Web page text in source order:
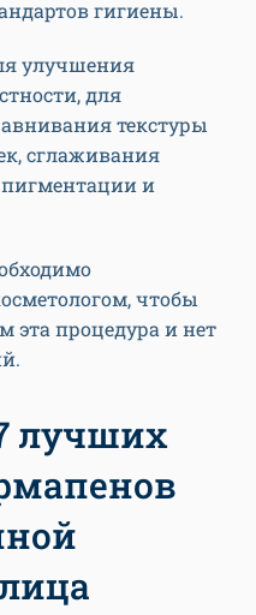
гигиены.
улучшения
для
текстуры
сглаживания
и
чтобы
эта процедура и нет
лучших